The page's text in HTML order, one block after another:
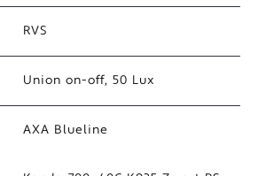
RVS
Union on-off, 50 Lux
AXA Blueline